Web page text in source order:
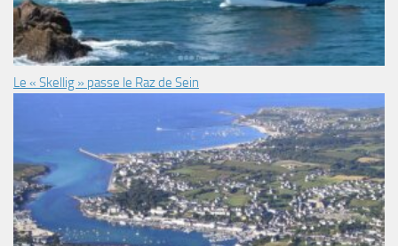
Le « Skellig » passe le Raz de Sein